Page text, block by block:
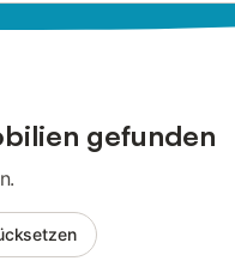
gefunden